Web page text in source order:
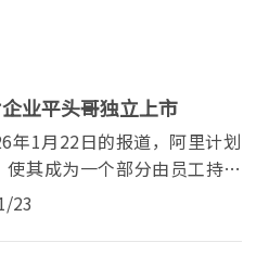
业平头哥独立上市
年1月22日的报道，阿里计划
其成为一个部分由员工持股
次公开募股（IPO）的可...
23